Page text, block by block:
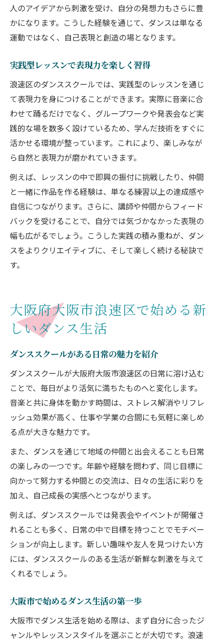
人のアイデアから刺激を受け、自分の発想力もさらに豊
かになります。こうした経験を通じて、ダンスは単なる
運動ではなく、自己表現と創造の場となります。
実践型レッスンで表現力を楽しく習得
浪速区のダンススクールでは、実践型のレッスンを通じ
て表現力を身につけることができます。実際に音楽に合
わせて踊るだけでなく、グループワークや発表会など実
践的な場を数多く設けているため、学んだ技術をすぐに
活かせる環境が整っています。これにより、楽しみなが
ら自然と表現力が磨かれていきます。
例えば、レッスンの中で即興の振付に挑戦したり、仲間
と一緒に作品を作る経験は、単なる練習以上の達成感や
自信につながります。さらに、講師や仲間からフィード
バックを受けることで、自分では気づかなかった表現の
幅も広がるでしょう。こうした実践の積み重ねが、ダン
スをよりクリエイティブに、そして楽しく続ける秘訣で
す。
大阪府大阪市浪速区で始める新
しいダンス生活
ダンススクールがある日常の魅力を紹介
ダンススクールが大阪府大阪市浪速区の日常に溶け込む
ことで、毎日がより活気に満ちたものへと変化します。
音楽と共に身体を動かす時間は、ストレス解消やリフレ
ッシュ効果が高く、仕事や学業の合間にも気軽に楽しめ
る点が大きな魅力です。
また、ダンスを通じて地域の仲間と出会えることも日常
の楽しみの一つです。年齢や経験を問わず、同じ目標に
向かって努力する仲間との交流は、日々の生活に彩りを
加え、自己成長の実感へとつながります。
例えば、ダンススクールでは発表会やイベントが開催さ
れることも多く、日常の中で目標を持つことでモチベー
ションが向上します。新しい趣味や友人を見つけたい方
には、ダンススクールのある生活が新鮮な刺激を与えて
くれるでしょう。
大阪市で始めるダンス生活の第一歩
大阪市でダンス生活を始める際は、まず自分に合ったジ
ャンルやレッスンスタイルを選ぶことが大切です。浪速